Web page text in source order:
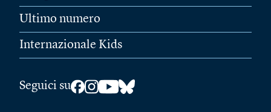
Ultimo numero
Internazionale Kids
Seguici su